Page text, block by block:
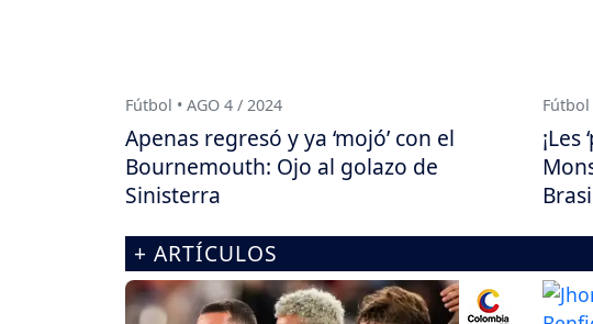
Fútbol • AGO 4 / 2024
Apenas regresó y ya ‘mojó’ con el
Bournemouth: Ojo al golazo de
Sinisterra
Fútbol
+ ARTÍCULOS